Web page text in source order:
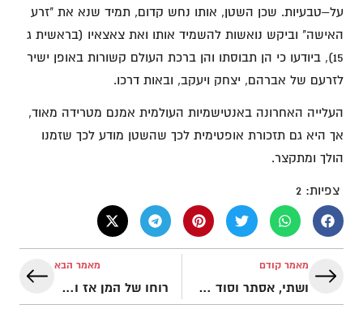
על–טבעיות. שכן השטן, אותו נחש קדום, תמיד שנא את "זרע
האישה" וביקש נואשות להשמיד אותו ואת צאצאיו (בראשית ג
15), ביודעו כי הן תבוסתו והן ברכת העולם קשורות באופן ישיר
לזרעם של אברהם, יצחק ויעקב, ובאות דרכו.
העלייה האחרונה באנטישמיות העולמית אמנם מטרידה מאוד,
אך היא גם תזכורת אופטימית לכך שהשטן מודע לכך שזמנו
הולך ומתקצר.
צפיות: 2
מאמר קודם
ושתי, אסתר וסוד המגילה
מאמר הבא
רוחו של המן אז והיום